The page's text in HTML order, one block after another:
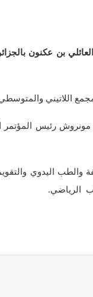
و
بن عكنون
اللاتيني
رئيس
والطب اليدوي
الرياضي.